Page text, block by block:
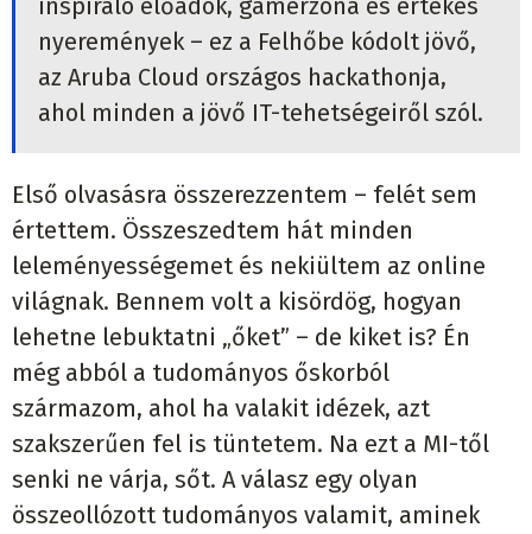
inspiráló előadók, gamerzóna és értékes
nyeremények – ez a Felhőbe kódolt jövő,
az Aruba Cloud országos hackathonja,
ahol minden a jövő IT-tehetségeiről szól.
Első olvasásra összerezzentem – felét sem
értettem. Összeszedtem hát minden
leleményességemet és nekiültem az online
világnak. Bennem volt a kisördög, hogyan
lehetne lebuktatni „őket” – de kiket is? Én
még abból a tudományos őskorból
származom, ahol ha valakit idézek, azt
szakszerűen fel is tüntetem. Na ezt a MI-től
senki ne várja, sőt. A válasz egy olyan
összeollózott tudományos valamit, aminek